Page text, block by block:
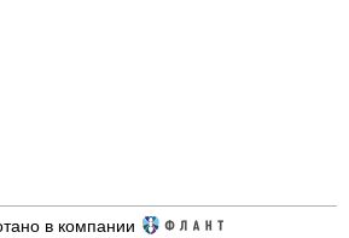
в компании